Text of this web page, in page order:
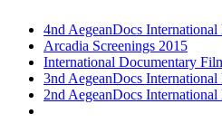
4nd AegeanDocs
Arcadia Screenings 2015
International Documentary
3nd AegeanDocs
2nd AegeanDocs